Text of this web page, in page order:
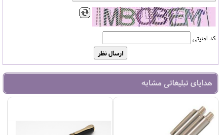
کد امنیتی
هدایای تبلیغاتی مشابه